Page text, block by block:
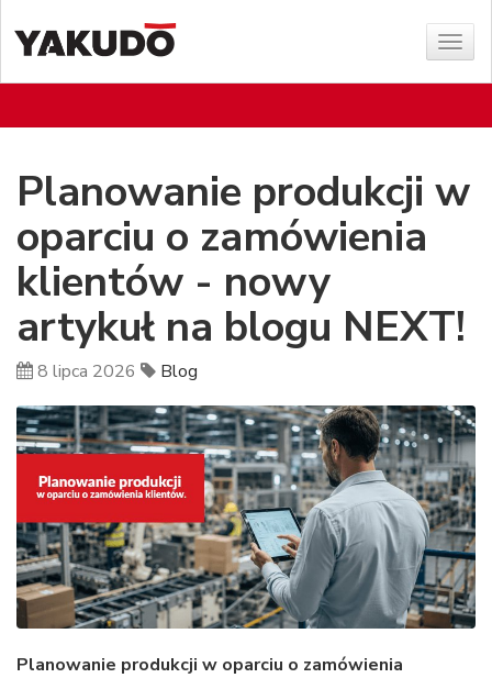
menu
Planowanie produkcji w
oparciu o zamówienia
klientów - nowy
artykuł na blogu NEXT!
8 lipca 2026 Blog
Planowanie produkcji w oparciu o zamówienia